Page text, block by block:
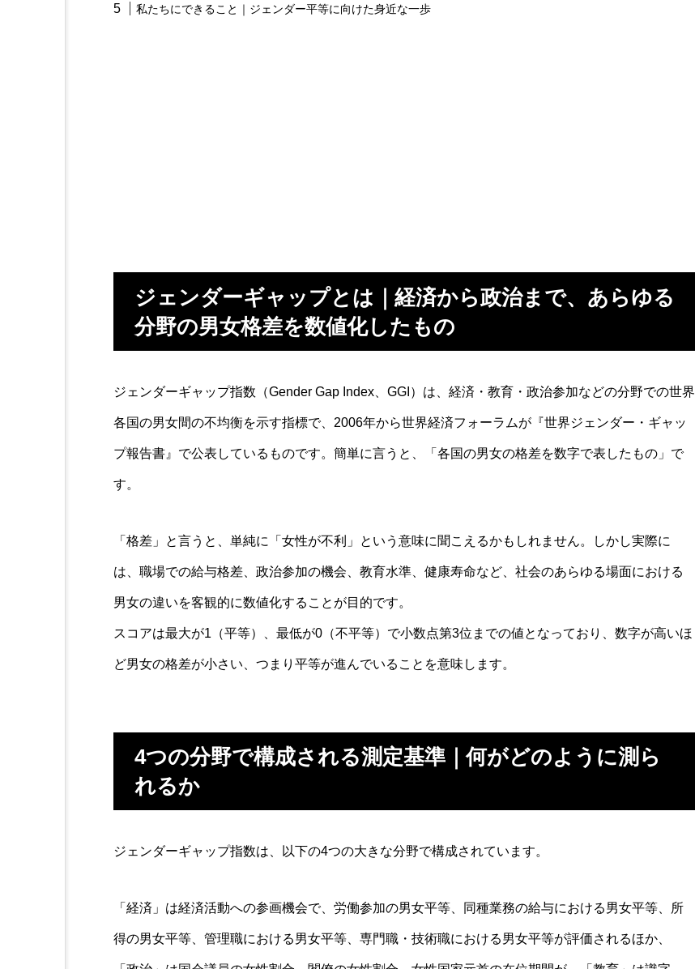
私たちにできること｜ジェンダー平等に向けた身近な一歩
ジェンダーギャップとは｜経済から政治まで、あらゆる
分野の男女格差を数値化したもの
ジェンダーギャップ指数（Gender Gap Index、GGI）は、経済・教育・政治参加などの分野での世界
各国の男女間の不均衡を示す指標で、2006年から世界経済フォーラムが『世界ジェンダー・ギャッ
プ報告書』で公表しているものです。簡単に言うと、「各国の男女の格差を数字で表したもの」で
す。
「格差」と言うと、単純に「女性が不利」という意味に聞こえるかもしれません。しかし実際に
は、職場での給与格差、政治参加の機会、教育水準、健康寿命など、社会のあらゆる場面における
男女の違いを客観的に数値化することが目的です。
スコアは最大が1（平等）、最低が0（不平等）で小数点第3位までの値となっており、数字が高いほ
ど男女の格差が小さい、つまり平等が進んでいることを意味します。
4つの分野で構成される測定基準｜何がどのように測ら
れるか
ジェンダーギャップ指数は、以下の4つの大きな分野で構成されています。
「経済」は経済活動への参画機会で、労働参加の男女平等、同種業務の給与における男女平等、所
得の男女平等、管理職における男女平等、専門職・技術職における男女平等が評価されるほか、